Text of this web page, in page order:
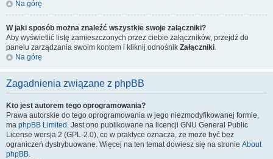
Na górę
W jaki sposób można znaleźć wszystkie swoje załączniki?
Aby wyświetlić listę zamieszczonych przez ciebie załączników, przejdź do
panelu zarządzania swoim kontem i kliknij odnośnik Załączniki.
Na górę
Zagadnienia związane z phpBB
Kto jest autorem tego oprogramowania?
Prawa autorskie do tego oprogramowania w jego niezmodyfikowanej formie,
ma phpBB Limited . Jest ono publikowane na licencji GNU General Public
License wersja 2 (GPL-2.0), co w praktyce oznacza, że może być bez
ograniczeń dystrybuowane. Więcej na ten temat dowiesz się na stronie About
phpBB.